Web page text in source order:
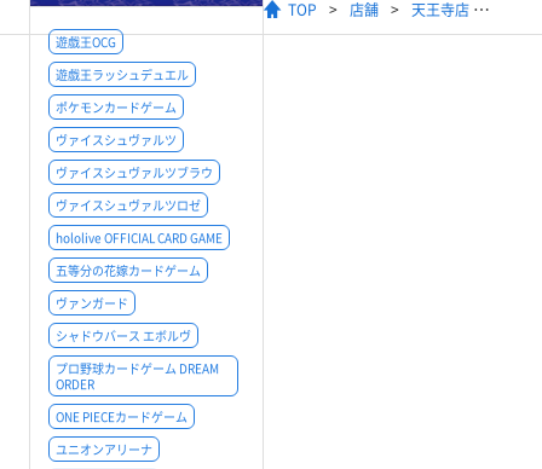
遊戯王OCG
遊戯王ラッシュデュエル
ポケモンカードゲーム
ヴァイスシュヴァルツ
ヴァイスシュヴァルツブラウ
ヴァイスシュヴァルツロゼ
hololive OFFICIAL CARD GAME
五等分の花嫁カードゲーム
ヴァンガード
シャドウバース エボルヴ
プロ野球カードゲーム DREAM
ORDER
ONE PIECEカードゲーム
ユニオンアリーナ
TOP 店舗 天王寺店